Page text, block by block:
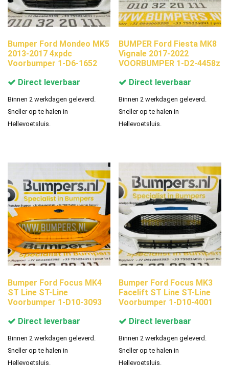
Bumper Ford Mondeo MK5
2013-2017 4xpdc
Voorbumper 1-D6-1652
Direct leverbaar
Binnen 2 werkdagen geleverd.
Sneller op te halen in
Hellevoetsluis.
BUMPER Ford Fiesta MK8
Vignale 2017-2022
VOORBUMPER 1-D2-4458z
Direct leverbaar
Binnen 2 werkdagen geleverd.
Sneller op te halen in
Hellevoetsluis.
Bumper Ford Focus MK4
ST Line ST-Line
Voorbumper 1-D10-3093
Direct leverbaar
Binnen 2 werkdagen geleverd.
Sneller op te halen in
Hellevoetsluis.
Bumper Ford Focus MK3
Facelift ST Line ST-Line
Voorbumper 1-D10-4001
Direct leverbaar
Binnen 2 werkdagen geleverd.
Sneller op te halen in
Hellevoetsluis.